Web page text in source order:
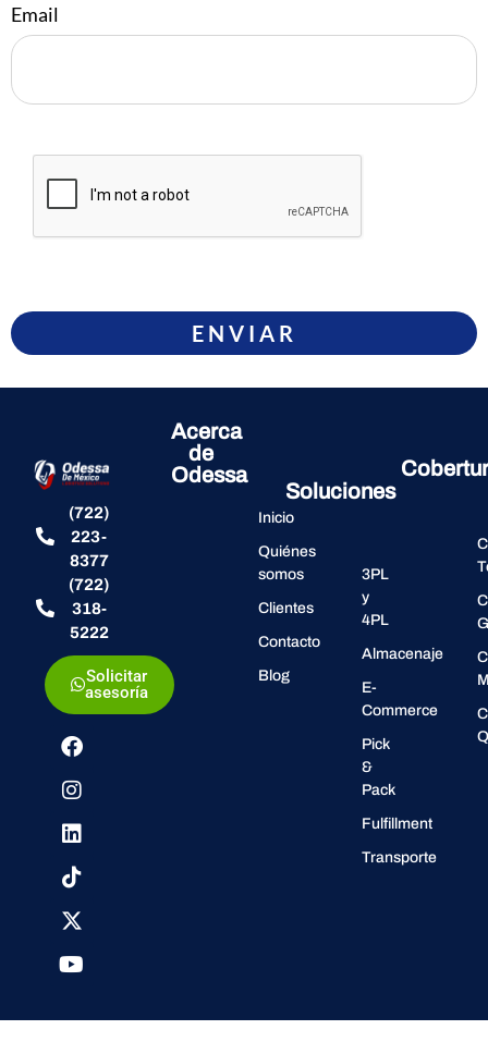
Email
ENVIAR
(722)
223-
8377
(722)
318-
5222
Solicitar
asesoría
Acerca
de
Odessa
Inicio
Quiénes
somos
Clientes
Contacto
Blog
Soluciones
3PL
y
4PL
Almacenaje
E-
Commerce
Pick
&
Pack
Fulfillment
Transporte